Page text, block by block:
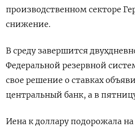
производственном секторе
снижение.
В среду завершится
Федеральной резервной
свое решение о ставках
центральный банк, а в
Иена к доллару подорожала на